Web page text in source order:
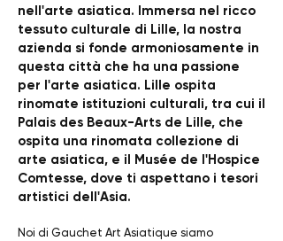
nell'arte asiatica. Immersa nel ricco
tessuto culturale di Lille, la nostra
azienda si fonde armoniosamente in
questa città che ha una passione
per l'arte asiatica. Lille ospita
rinomate istituzioni culturali, tra cui il
Palais des Beaux-Arts de Lille, che
ospita una rinomata collezione di
arte asiatica, e il Musée de l'Hospice
Comtesse, dove ti aspettano i tesori
artistici dell'Asia.
Noi di Gauchet Art Asiatique siamo